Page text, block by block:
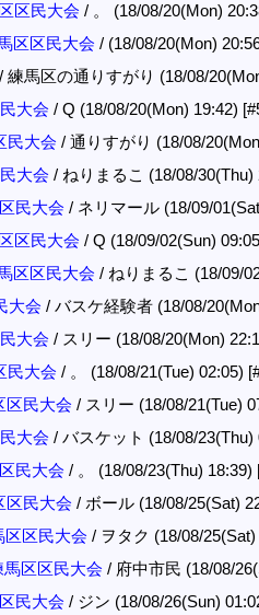
区民大会 / 。 (18/08/20(Mon)
区区民大会 / (18/08/20(Mon)
/ 練馬区の通りすがり (18/08/
大会 / Q (18/08/20(Mon) 19:42)
民大会 / 通りすがり (18/08/
大会 / ねりまるこ (18/08/30(Thu)
民大会 / ネリマール (18/09/
区民大会 / Q (18/09/02(Sun)
区区民大会 / ねりまるこ (18/09/
大会 / バスケ経験者 (18/08/
大会 / スリー (18/08/20(Mon)
民大会 / 。 (18/08/21(Tue) 02:05)
区民大会 / スリー (18/08/21(Tue)
大会 / バスケット (18/08/23(Thu)
民大会 / 。 (18/08/23(Thu) 18:39)
区民大会 / ボール (18/08/25(Sat)
区区民大会 / ヲタク (18/08/25(Sat)
馬区区民大会 / 府中市民 (18/08/
民大会 / ジン (18/08/26(Sun)